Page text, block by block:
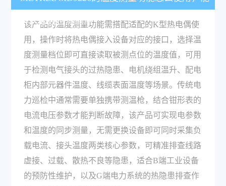
解决哪些检测痛点？
该产品的温度测量功能需搭配适配的K型热电偶使
用，操作时将热电偶接入设备对应的接口，选择温
度测量档位即可直接读取被测点位的温度值，可用
于检测电气接头的过热隐患、电机绕组温升、配电
柜内部元器件温度、线缆表面温度等场景。传统电
力巡检中通常需要单独携带测温枪，结合钳形表的
电流电压参数才能判断故障，该产品可实现电参数
和温度的同步测量，无需更换设备即可同时采集负
载电流、接头温度两类核心参数，可精准排查线路
虚接、过载、散热不良等隐患，适合B端工业设备
的预防性维护，以及G端电力系统的热隐患排查作